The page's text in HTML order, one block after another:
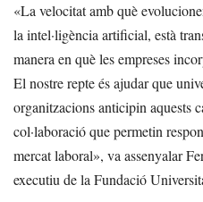
«La velocitat amb què
la intel·ligència artificial, està
manera en què les empreses
El nostre repte és ajudar que
organitzacions anticipin aquests
col·laboració que permetin
mercat laboral», va assenyalar
executiu de la Fundació